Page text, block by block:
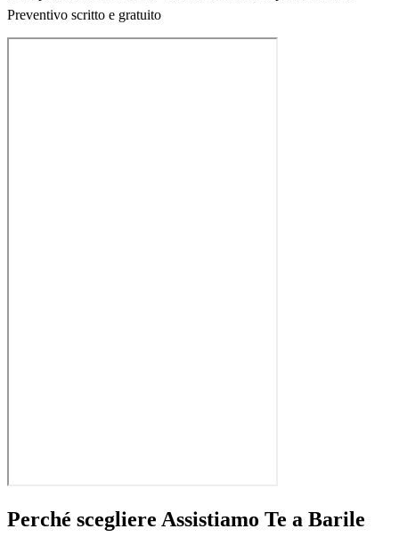
Preventivo scritto e gratuito
Perché scegliere Assistiamo Te a Barile